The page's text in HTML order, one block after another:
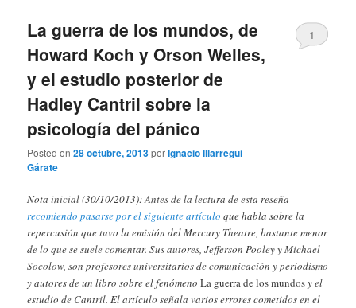
La guerra de los mundos, de
Howard Koch y Orson Welles,
y el estudio posterior de
Hadley Cantril sobre la
psicología del pánico
Posted on28 octubre, 2013porIgnacio Illarregui
Gárate
1
Nota inicial (30/10/2013): Antes de la lectura de esta reseña
recomiendo pasarse por el siguiente artículo que habla sobre la
repercusión que tuvo la emisión del Mercury Theatre, bastante menor
de lo que se suele comentar. Sus autores, Jefferson Pooley y Michael
Socolow, son profesores universitarios de comunicación y periodismo
y autores de un libro sobre el fenómenoLa guerra de los mundosy el
estudio de Cantril. El artículo señala varios errores cometidos en el